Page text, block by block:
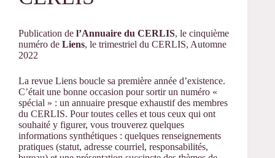
Publication de l’Annuaire du CERLIS, le cinquième
numéro de Liens, le trimestriel du CERLIS, Automne
2022
La revue Liens boucle sa première année d’existence.
C’était une bonne occasion pour sortir un numéro «
spécial » : un annuaire presque exhaustif des membres
du CERLIS. Pour toutes celles et tous ceux qui ont
souhaité y figurer, vous trouverez quelques
informations synthétiques : quelques renseignements
pratiques (statut, adresse courriel, responsabilités,